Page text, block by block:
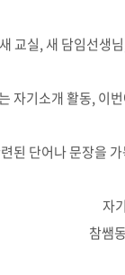
새 교실, 새 담임선생
자기소개 활동, 이
된 단어나 문장을
자
참쌤